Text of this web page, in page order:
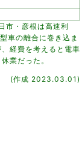
市・彦根は高速利
車の離合に巻き込ま
経費を考えると電車
業だった。
(作成 2023.03.01)